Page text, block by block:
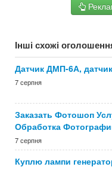
Інші схожі
Датчик ДМП-6А,
7 серпня
Заказать Фотошоп
Обработка
7 серпня
Куплю лампи